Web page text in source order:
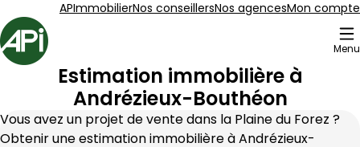
APImmobilierNos conseillersNos agencesMon compte
Accueil
Menu
Estimation immobilière à
Andrézieux-Bouthéon
Vous avez un projet de vente dans la Plaine du Forez ?
Obtenir une estimation immobilière à Andrézieux-